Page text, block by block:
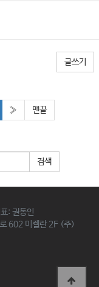
글쓰기
» 맨끝
검색
: 권동인
602 미켈란 2F (주)